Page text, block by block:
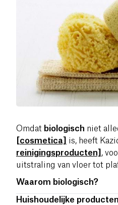
Omdat biologisch niet
[cosmetica]
is, heeft
reinigingsproducten] ,
uitstraling van vloer tot
Waarom biologisch?
Huishoudelijke producten